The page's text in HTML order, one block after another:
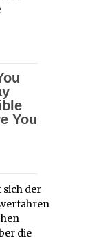
sich der
die